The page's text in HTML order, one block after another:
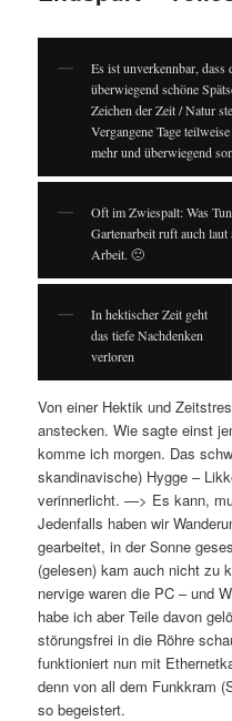
Es ist unverkennbar,
überwiegend schöne
Zeichen der Zeit / Natur
Vergangene Tage
mehr und überwiegend
Oft im Zwiespalt: Was
Gartenarbeit ruft auch
Arbeit. 🙁
In hektischer Zeit geht
das tiefe Nachdenken
verloren
Von einer Hektik und
anstecken. Wie sagte einst
komme ich morgen. Das
skandinavische) Hygge –
verinnerlicht. —> Es kann,
Jedenfalls haben wir
gearbeitet, in der Sonne
(gelesen) kam auch nicht zu
nervige waren die PC – und
habe ich aber Teile davon
störungsfrei in die Röhre
funktioniert nun mit
denn von all dem Funkkram
so begeistert.